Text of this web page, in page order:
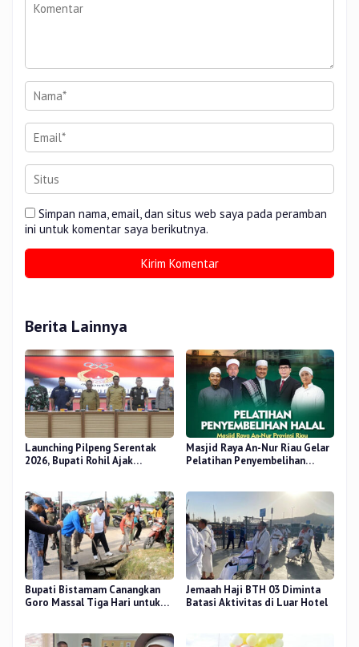
Simpan nama, email, dan situs web saya pada peramban
ini untuk komentar saya berikutnya.
Berita Lainnya
Launching Pilpeng Serentak
2026, Bupati Rohil Ajak
Masjid Raya An-Nur Riau Gelar
Pelatihan Penyembelihan
Bupati Bistamam Canangkan
Goro Massal Tiga Hari untuk
Jemaah Haji BTH 03 Diminta
Batasi Aktivitas di Luar Hotel